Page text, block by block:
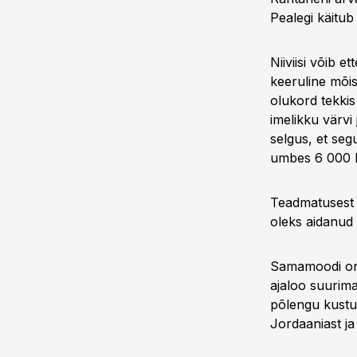
Pealegi
Niiviisi võib
keeruline
olukord
imelikku värvi
selgus, et
umbes 6 000
oleks
Samamoodi
ajaloo
põlengu
Jordaaniast